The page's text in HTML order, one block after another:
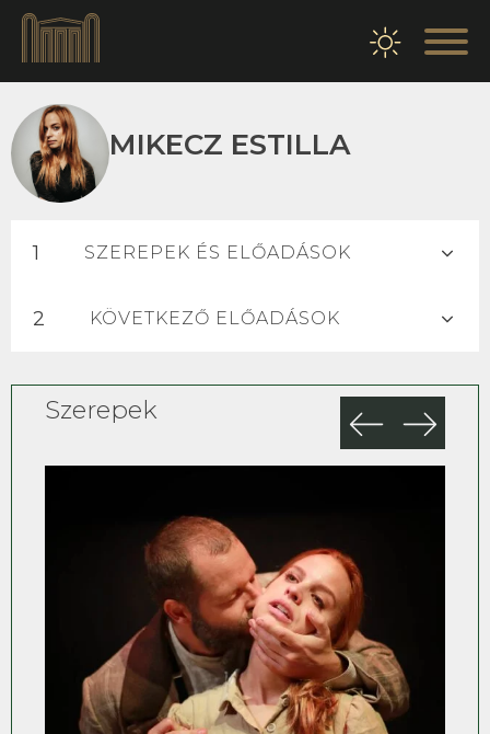
Szerepek
MIKECZ ESTILLA
SZEREPEK ÉS ELŐADÁSOK
KÖVETKEZŐ ELŐADÁSOK